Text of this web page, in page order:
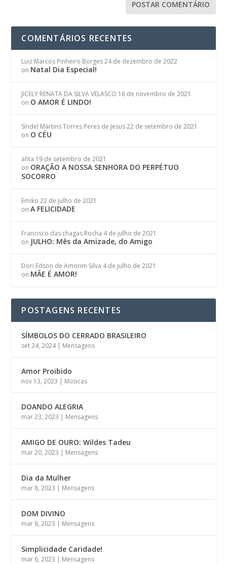
COMENTÁRIOS RECENTES
Luiz Marcos Pinheiro Borges 24 de dezembro de 2022
on Natal Dia Especial!
JICELY RENATA DA SILVA VELASCO 16 de novembro de 2021
on O AMOR É LINDO!
Síndel Martins Torres Peres de Jesus 22 de setembro de 2021
on O CÉU
afita 19 de setembro de 2021
on ORAÇÃO A NOSSA SENHORA DO PERPÉTUO
SOCORRO
Emiko 22 de julho de 2021
onA FELICIDADE
Francisco das chagas Rocha 4 de julho de 2021
on JULHO: Mês da Amizade, do Amigo
Dori Edson de Amorim Silva 4 de julho de 2021
on MÃE É AMOR!
POSTAGENS RECENTES
SÍMBOLOS DO CERRADO BRASILEIRO
set 24, 2024| Mensagens
Amor Proibido
nov 13, 2023 | Músicas
DOANDO ALEGRIA
mar 23, 2023 | Mensagens
AMIGO DE OURO: Wildes Tadeu
mar 20, 2023 | Mensagens
Dia da Mulher
mar 8, 2023 | Mensagens
DOM DIVINO
mar 8, 2023 | Mensagens
Simplicidade Caridade!
mar 6, 2023 | Mensagens